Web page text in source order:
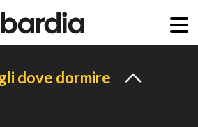
dove dormire